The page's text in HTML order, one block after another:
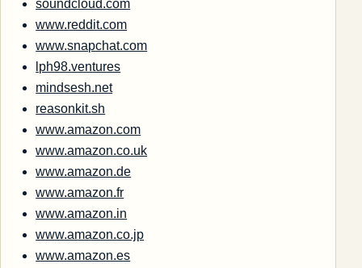
soundcloud.com
www.reddit.com
www.snapchat.com
lph98.ventures
mindsesh.net
reasonkit.sh
www.amazon.com
www.amazon.co.uk
www.amazon.de
www.amazon.fr
www.amazon.in
www.amazon.co.jp
www.amazon.es